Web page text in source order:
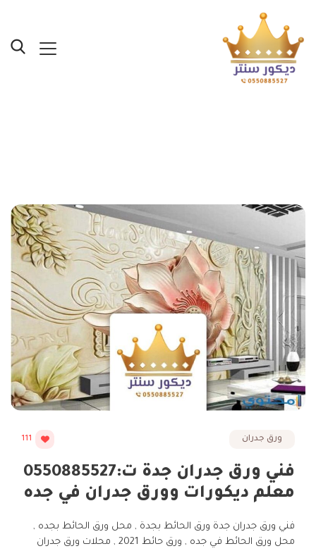
ورق جدران 111
فني ورق جدران جدة ت:0550885527
معلم ديكورات وورق جدران في جده
فني ورق جدران جدة ورق الحائط بجدة , محل ورق الحائط بجده ,
محل ورق الحائط في جده , ورق حائط 2021 , محلات ورق جدران